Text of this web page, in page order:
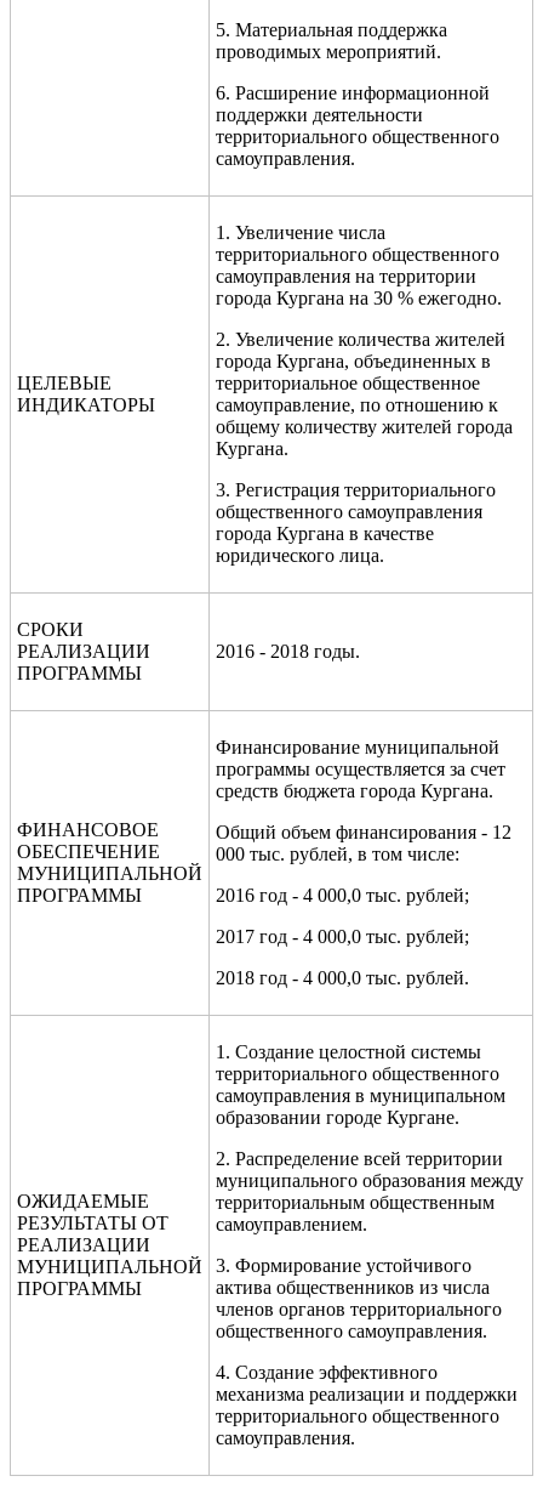
5. Материальная поддержка
проводимых мероприятий.
6. Расширение информационной
поддержки деятельности
территориального общественного
самоуправления.
ЦЕЛЕВЫЕ
ИНДИКАТОРЫ
1. Увеличение числа
территориального общественного
самоуправления на территории
города Кургана на 30 % ежегодно.
2. Увеличение количества жителей
города Кургана, объединенных в
территориальное общественное
самоуправление, по отношению к
общему количеству жителей города
Кургана.
3. Регистрация территориального
общественного самоуправления
города Кургана в качестве
юридического лица.
СРОКИ
РЕАЛИЗАЦИИ
ПРОГРАММЫ
2016 - 2018 годы.
ФИНАНСОВОЕ
ОБЕСПЕЧЕНИЕ
МУНИЦИПАЛЬНОЙ
ПРОГРАММЫ
Финансирование муниципальной
программы осуществляется за счет
средств бюджета города Кургана.
Общий объем финансирования - 12
000 тыс. рублей, в том числе:
2016 год - 4 000,0 тыс. рублей;
2017 год - 4 000,0 тыс. рублей;
2018 год - 4 000,0 тыс. рублей.
ОЖИДАЕМЫЕ
РЕЗУЛЬТАТЫ ОТ
РЕАЛИЗАЦИИ
МУНИЦИПАЛЬНОЙ
ПРОГРАММЫ
1. Создание целостной системы
территориального общественного
самоуправления в муниципальном
образовании городе Кургане.
2. Распределение всей территории
муниципального образования между
территориальным общественным
самоуправлением.
3. Формирование устойчивого
актива общественников из числа
членов органов территориального
общественного самоуправления.
4. Создание эффективного
механизма реализации и поддержки
территориального общественного
самоуправления.